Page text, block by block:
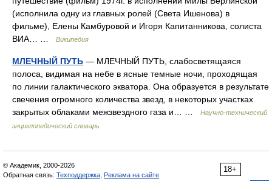
(исполнила одну из главных ролей (Света Ишенова) в
фильме), Елены Камбуровой и Игоря Капитанникова, солиста
ВИА… …
Википедия
МЛЕЧНЫЙ ПУТЬ — МЛЕЧНЫЙ ПУТЬ, слабосветящаяся
полоса, видимая на небе в ясные темные ночи, проходящая
по линии галактического экватора. Она образуется в результате
свечения огромного количества звезд, в некоторых участках
закрытых облаками межзвездного газа и… …
Научно-технический
энциклопедический словарь
18+
© Академик, 2000-2026
Обратная связь: Техподдержка Реклама на сайте